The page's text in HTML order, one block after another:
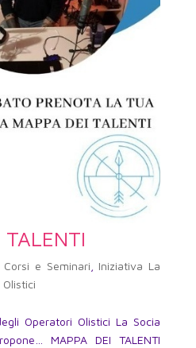
TALENTI
Corsi e Seminari
Iniziativa La
Operatori Olistici La Socia
MAPPA DEI TALENTI